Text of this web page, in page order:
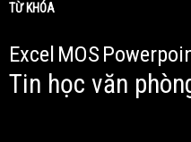
TỪ KHÓA
Excel MOS
Tin học văn